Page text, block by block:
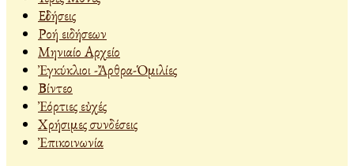
Εἰδήσεις
Ροή ειδήσεων
Μηνιαίο Αρχείο
Ἐγκύκλιοι -Ἄρθρα-Ὁμιλίες
Βίντεο
Ἐόρτιες εὐχές
Χρήσιμες συνδέσεις
Ἐπικοινωνία